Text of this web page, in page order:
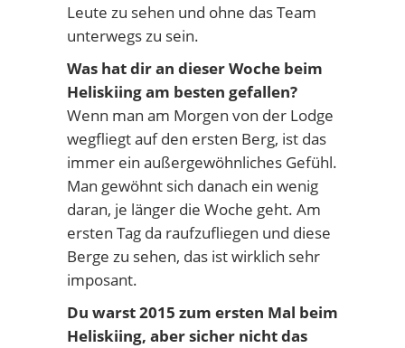
Leute zu sehen und ohne das Team
unterwegs zu sein.
Was hat dir an dieser Woche beim
Heliskiing am besten gefallen?
Wenn man am Morgen von der Lodge
wegfliegt auf den ersten Berg, ist das
immer ein außergewöhnliches Gefühl.
Man gewöhnt sich danach ein wenig
daran, je länger die Woche geht. Am
ersten Tag da raufzufliegen und diese
Berge zu sehen, das ist wirklich sehr
imposant.
Du warst 2015 zum ersten Mal beim
Heliskiing, aber sicher nicht das